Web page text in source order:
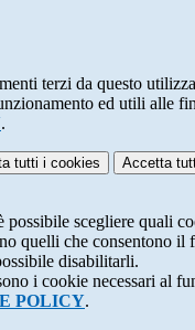
terzi da questo
ed utili alle
.
tutti i cookies Accetta
possibile scegliere quali
quelli che consentono il
disabilitarli.
i cookie necessari al
POLICY.